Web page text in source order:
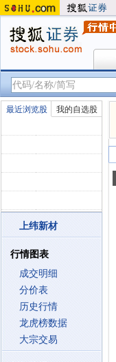
最近浏览股 我的自选股
上纬新材
行情图表
成交明细
分价表
历史行情
龙虎榜数据
大宗交易